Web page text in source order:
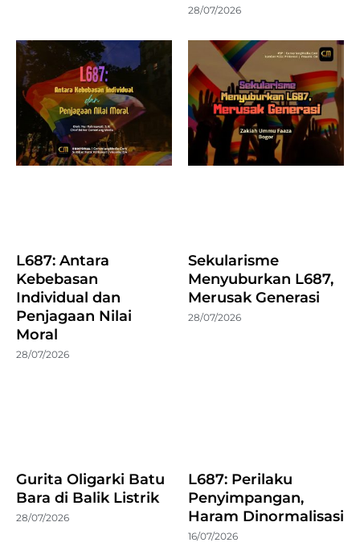
28/07/2026
L687: Antara
Kebebasan
Individual dan
Penjagaan Nilai
Moral
28/07/2026
Sekularisme
Menyuburkan L687,
Merusak Generasi
28/07/2026
Gurita Oligarki Batu
Bara di Balik Listrik
28/07/2026
L687: Perilaku
Penyimpangan,
Haram Dinormalisasi
16/07/2026